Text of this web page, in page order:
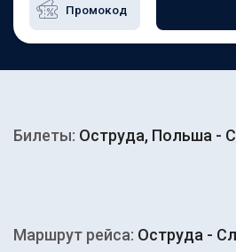
Билеты: Оструда, Польша -
Маршрут рейса: Оструда -